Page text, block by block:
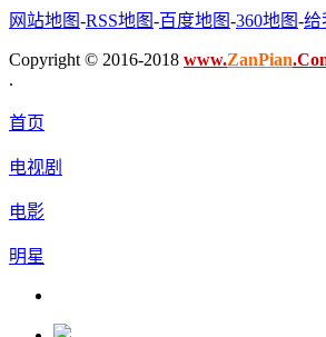
网站地图-RSS地图-百度地图-360地图-给
Copyright © 2016-2018 www.ZanPian
.
首页
电视剧
电影
明星